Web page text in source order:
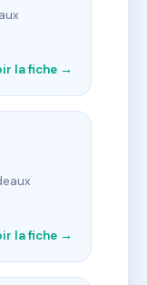
la fiche →
la fiche →